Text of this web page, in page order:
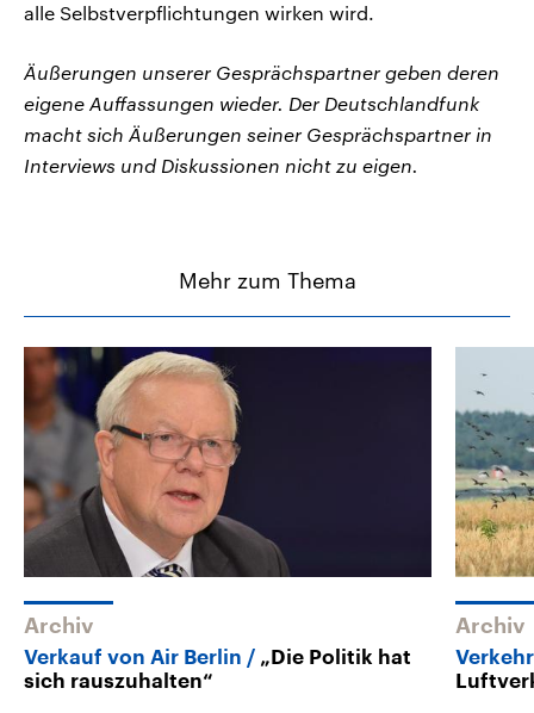
alle Selbstverpflichtungen wirken wird.
Äußerungen unserer Gesprächspartner geben deren
eigene Auffassungen wieder. Der Deutschlandfunk
macht sich Äußerungen seiner Gesprächspartner in
Interviews und Diskussionen nicht zu eigen.
Mehr zum Thema
Archiv
Verkauf von Air Berlin
„Die Politik hat
sich rauszuhalten“
Archiv
Verkehr